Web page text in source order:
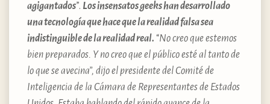
agigantados”. Los insensatos geeks han desarrollado
una tecnología que hace que la realidad falsa sea
indistinguible de la realidad real. “No creo que estemos
bien preparados. Y no creo que el público esté al tanto de
lo que se avecina”, dijo el presidente del Comité de
Inteligencia de la Cámara de Representantes de Estados